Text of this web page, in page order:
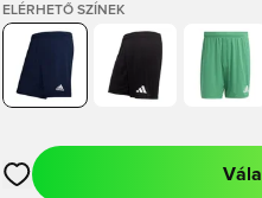
ELÉRHETŐ SZÍNEK
Megnyit egy modált a